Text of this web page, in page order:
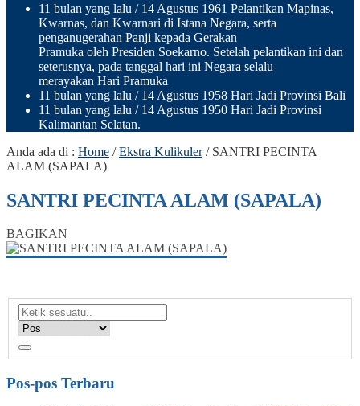
11 bulan yang lalu / 14 Agustus 1961 Pelantikan Mapinas,
Kwarnas, dan Kwarnari di Istana Negara, serta
penganugerahan Panji kepada Gerakan
Pramuka oleh Presiden Soekarno. Setelah pelantikan ini dan
seterusnya, pada tanggal hari ini Negara selalu
merayakan Hari Pramuka
11 bulan yang lalu / 14 Agustus 1958 Hari Jadi Provinsi Bali
11 bulan yang lalu / 14 Agustus 1950 Hari Jadi Provinsi
Kalimantan Selatan.
Anda ada di : Home /Ekstra Kulikuler/ SANTRI PECINTA
ALAM (SAPALA)
SANTRI PECINTA ALAM (SAPALA)
BAGIKAN
Pos-pos Terbaru